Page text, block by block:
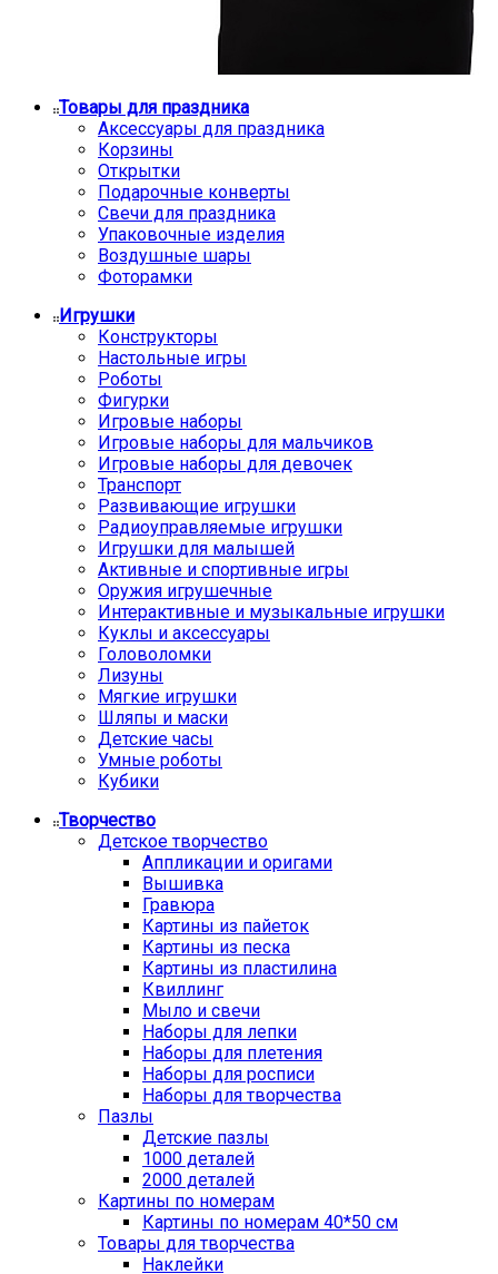
Товары для праздника
Аксессуары для праздника
Корзины
Открытки
Подарочные конверты
Свечи для праздника
Упаковочные изделия
Воздушные шары
Фоторамки
Игрушки
Конструкторы
Настольные игры
Роботы
Фигурки
Игровые наборы
Игровые наборы для мальчиков
Игровые наборы для девочек
Транспорт
Развивающие игрушки
Радиоуправляемые игрушки
Игрушки для малышей
Активные и спортивные игры
Оружия игрушечные
Интерактивные и музыкальные игрушки
Куклы и аксессуары
Головоломки
Лизуны
Мягкие игрушки
Шляпы и маски
Детские часы
Умные роботы
Кубики
Творчество
Детское творчество
Аппликации и оригами
Вышивка
Гравюра
Картины из пайеток
Картины из песка
Картины из пластилина
Квиллинг
Мыло и свечи
Наборы для лепки
Наборы для плетения
Наборы для росписи
Наборы для творчества
Пазлы
Детские пазлы
1000 деталей
2000 деталей
Картины по номерам
Картины по номерам 40*50 см
Товары для творчества
Наклейки